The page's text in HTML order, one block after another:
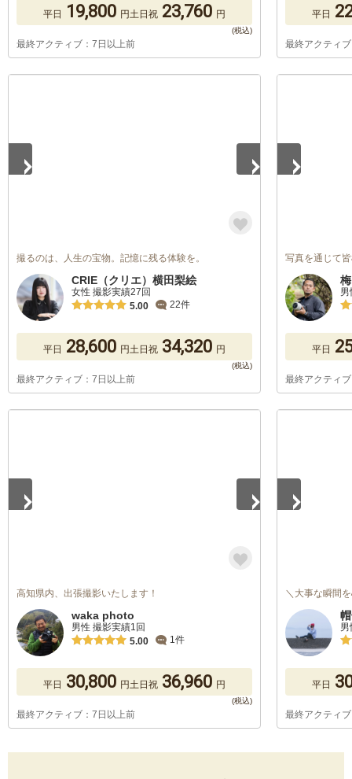
平日 19,800 円土日祝 23,760 円
最終アクティブ：7日以上前
平日
最終アクティ
撮るのは、人生の宝物。記憶に残る体験を。
CRIE（クリエ）横田梨絵
女性 撮影実績27回
5.00
22件
平日 28,600 円土日祝 34,320 円
最終アクティブ：7日以上前
写真を通じて
男
平日
最終アクティ
高知県内、出張撮影いたします！
waka photo
男性 撮影実績1回
5.00
1件
平日 30,800 円土日祝 36,960 円
最終アクティブ：7日以上前
＼大事な瞬間
男
平日
最終アクティ